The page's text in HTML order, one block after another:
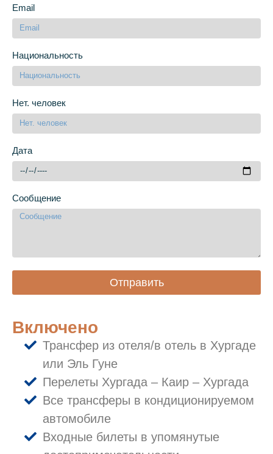
Email
Национальность
Нет. человек
Дата
Сообщение
Отправить
Включено
Трансфер из отеля/в отель в Хургаде
или Эль Гуне
Перелеты Хургада – Каир – Хургада
Все трансферы в кондиционируемом
автомобиле
Входные билеты в упомянутые